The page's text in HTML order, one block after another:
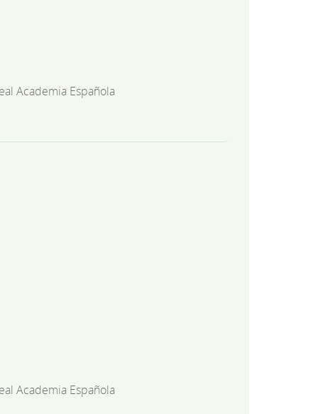
Academia Española
Academia Española